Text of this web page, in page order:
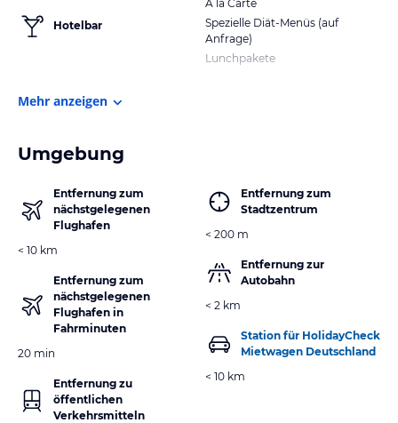
Hotelbar
A la Carte
Spezielle Diät-Menüs (auf
Anfrage)
Lunchpakete
Mehr anzeigen
Umgebung
Entfernung zum
nächstgelegenen
Flughafen
< 10 km
Entfernung zum
nächstgelegenen
Flughafen in
Fahrminuten
20 min
Entfernung zu
öffentlichen
Verkehrsmitteln
Entfernung zum
Stadtzentrum
< 200 m
Entfernung zur
Autobahn
< 2 km
Station für HolidayCheck
Mietwagen Deutschland
< 10 km